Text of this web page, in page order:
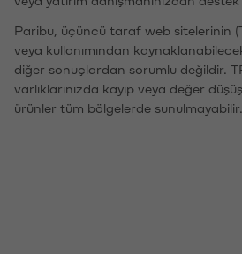
Paribu, üçüncü taraf web sitelerinin
veya kullanımından
diğer sonuçlardan sorumlu değildir.
varlıklarınızda kayıp veya değer
ürünler tüm bölgelerde sunulmayabilir.